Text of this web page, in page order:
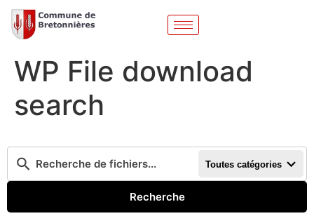
WP File download
search
Toutes catégories
Recherche